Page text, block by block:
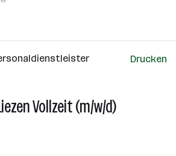
Drucken
Vollzeit (m/w/d)